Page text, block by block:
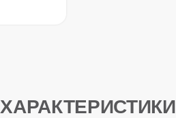
ХАРАКТЕРИСТИКИ